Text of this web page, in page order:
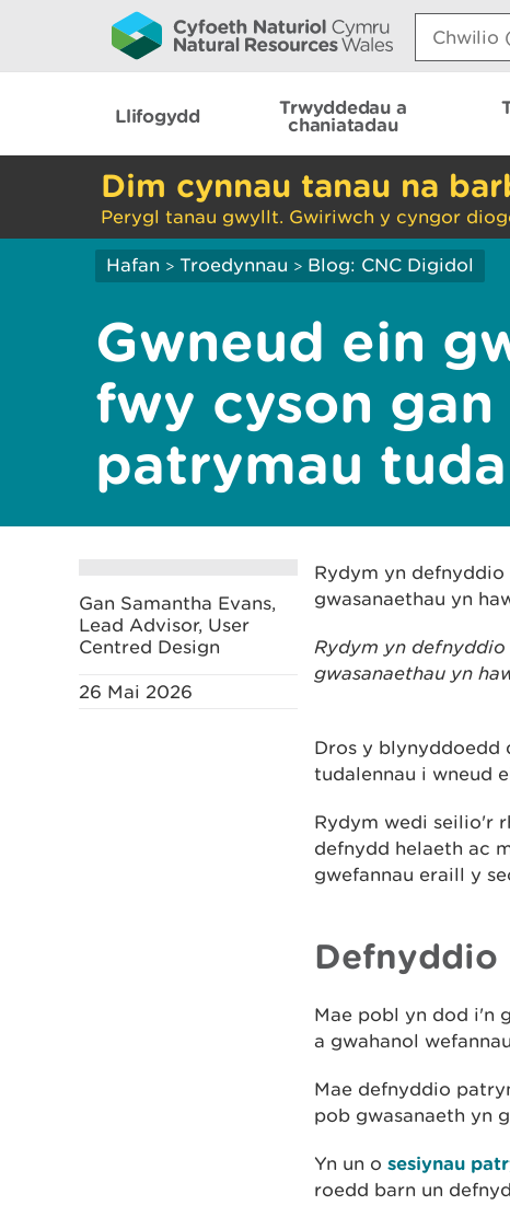
Search:
Llifogydd
Trwyddedau a
chaniatadau
Dim cynnau tanau na
Perygl tanau gwyllt. Gwiriwch y cyngor
Hafan > Troedynnau > Blog: CNC Digidol
Gwneud ein
fwy cyson
patrymau
Gan Samantha Evans,
Lead Advisor, User
Centred Design
26 Mai 2026
Rydym yn
gwasanaethau yn
Rydym yn
gwasanaethau yn
Dros y blynyddoedd
tudalennau i wneud
Rydym wedi seilio'r
defnydd helaeth ac
gwefannau eraill y
Defnyddio
Mae pobl yn dod i'n
a gwahanol
Mae defnyddio
pob gwasanaeth yn
Yn un o sesiynau
roedd barn un